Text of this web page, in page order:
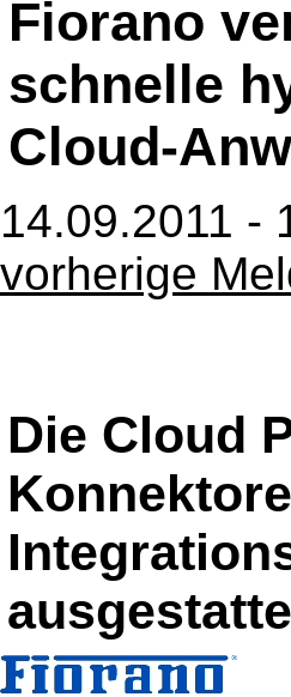
Fiorano
schnelle
Cloud-
14.09.2011 -
vorherige
Die Cloud